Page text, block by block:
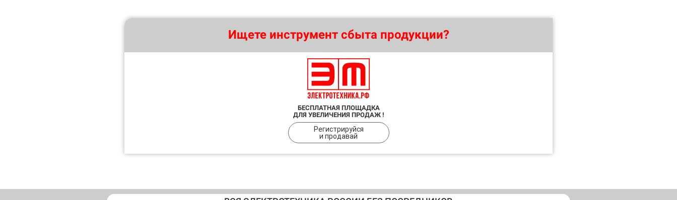
Ищете инструмент сбыта продукции?
БЕСПЛАТНАЯ ПЛОЩАДКА
ДЛЯ УВЕЛИЧЕНИЯ ПРОДАЖ !
Регистрируйся
и продавай